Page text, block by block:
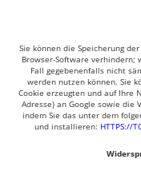
Sie können die Speicherung
Browser-Software verhindern;
Fall gegebenenfalls nicht
werden nutzen können. Sie
Cookie erzeugten und auf Ihre
Adresse) an Google sowie die
indem Sie das unter dem
und installieren: HTTPS://